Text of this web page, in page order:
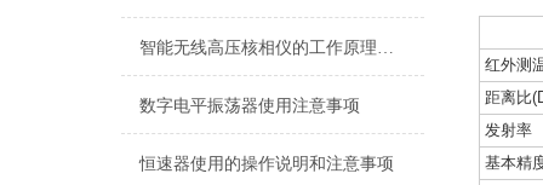
智能无线高压核相仪的工作原理介绍
数字电平振荡器使用注意事项
恒速器使用的操作说明和注意事项
红外测
距离比
发射率
基本精